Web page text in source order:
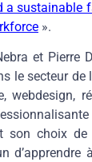
a sustainable
».
et Pierre
le secteur de
webdesign,
son choix
d’apprendre